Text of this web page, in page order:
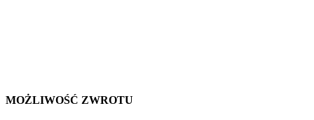
MOŻLIWOŚĆ ZWROTU